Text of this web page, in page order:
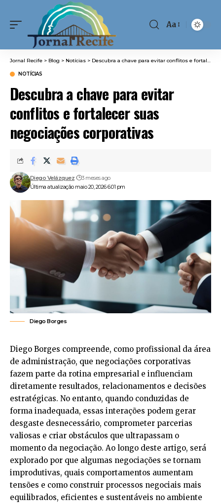
Font
Aa
Jornal Recife > Blog > Notícias > Descubra a chave para evitar conflitos e fortalecer suas negociações corporativas
NOTÍCIAS
Descubra a chave para evitar
conflitos e fortalecer suas
negociações corporativas
Última atualização maio 20, 2026 6:01 pm
Diego Velázquez 3 meses ago
Diego Borges
Diego Borges compreende, como profissional da área
de administração, que negociações corporativas
fazem parte da rotina empresarial e influenciam
diretamente resultados, relacionamentos e decisões
estratégicas. No entanto, quando conduzidas de
forma inadequada, essas interações podem gerar
desgaste desnecessário, comprometer parcerias
valiosas e criar obstáculos que ultrapassam o
momento da negociação. Ao longo deste artigo, será
explorado por que algumas negociações se tornam
improdutivas, quais comportamentos aumentam
tensões e como construir processos negociais mais
equilibrados, eficientes e sustentáveis no ambiente